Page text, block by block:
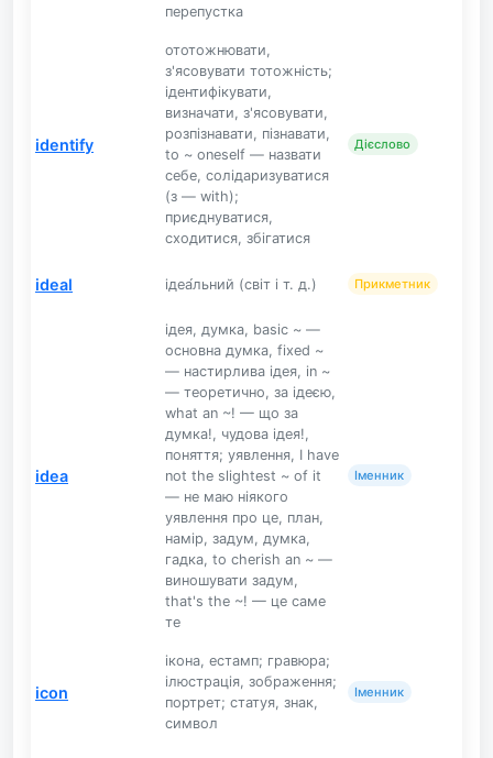
перепустка
identify
ототожнювати,
з'ясовувати тотожність;
ідентифікувати,
визначати, з'ясовувати,
розпізнавати, пізнавати,
to ~ oneself — назвати
себе, солідаризуватися
(з — with);
приєднуватися,
сходитися, збігатися
Дієслово
ideal ідеа́льний (світ і т. д.) Прикметник
idea
ідея, думка, basic ~ —
основна думка, fixed ~
— настирлива ідея, in ~
— теоретично, за ідеєю,
what an ~! — що за
думка!, чудова ідея!,
поняття; уявлення, I have
not the slightest ~ of it
— не маю ніякого
уявлення про це, план,
намір, задум, думка,
гадка, to cherish an ~ —
виношувати задум,
that's the ~! — це саме
те
Іменник
icon
ікона, естамп; гравюра;
ілюстрація, зображення;
портрет; статуя, знак,
символ
Іменник